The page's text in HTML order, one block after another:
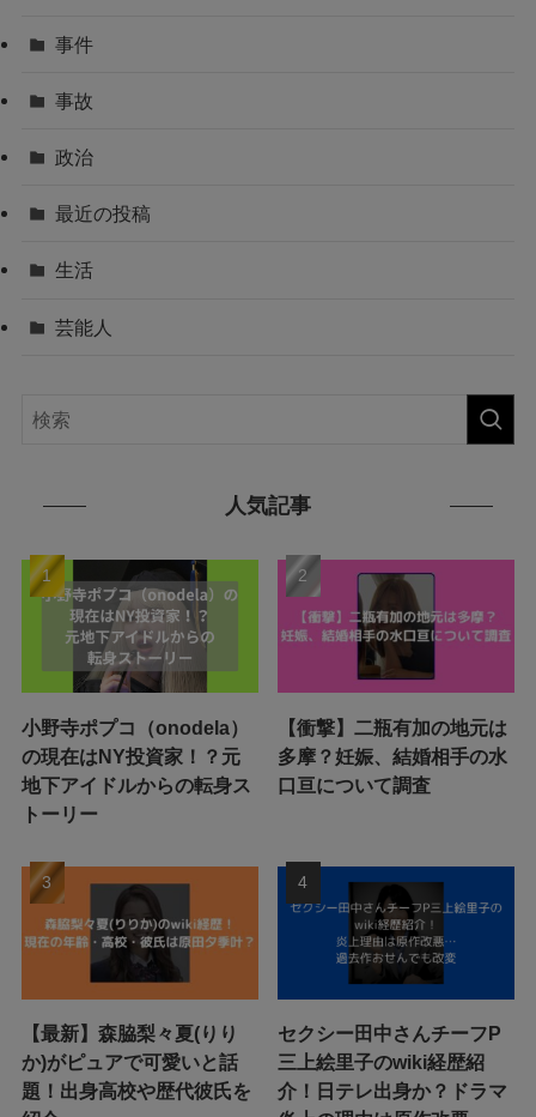
事件
事故
政治
最近の投稿
生活
芸能人
人気記事
小野寺ポプコ（onodela）
の現在はNY投資家！？元
地下アイドルからの転身ス
トーリー
【衝撃】二瓶有加の地元は
多摩？妊娠、結婚相手の水
口亘について調査
【最新】森脇梨々夏(りり
か)がピュアで可愛いと話
題！出身高校や歴代彼氏を
セクシー田中さんチーフP
三上絵里子のwiki経歴紹
介！日テレ出身か？ドラマ